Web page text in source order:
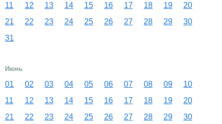
11
12 13 14 15 16 17 18 19
20
21
22 23 24 25 26 27 28 29
30
31
Июнь
01 02 03 04 05 06 07 08 09
10
11
12 13 14 15 16 17 18 19
20
21
22 23 24 25 26 27 28 29 30